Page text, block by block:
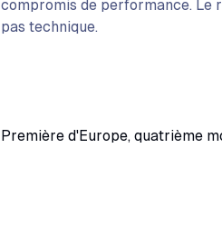
compromis de performance. Le
pas technique.
Première d'Europe, quatrième